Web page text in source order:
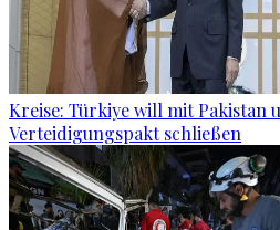
Kreise: Türkiye will mit Pakistan
Verteidigungspakt schließen